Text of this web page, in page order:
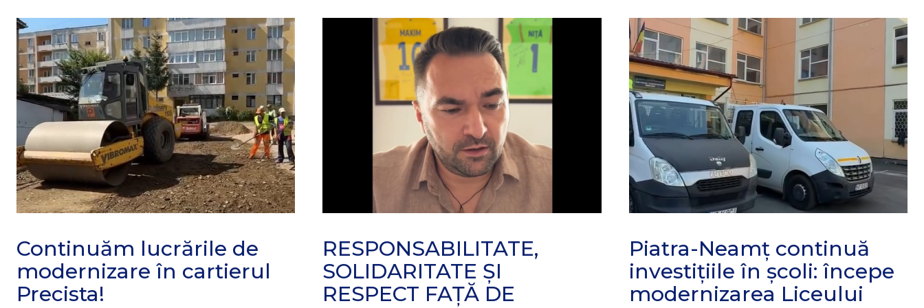
Continuăm lucrările de
modernizare în cartierul
Precista!
RESPONSABILITATE,
SOLIDARITATE ȘI
RESPECT FAȚĂ DE
Piatra-Neamț continuă
investițiile în școli: începe
modernizarea Liceului